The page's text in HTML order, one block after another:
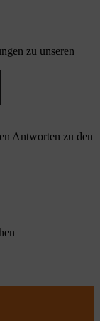
zu unseren
Antworten zu den